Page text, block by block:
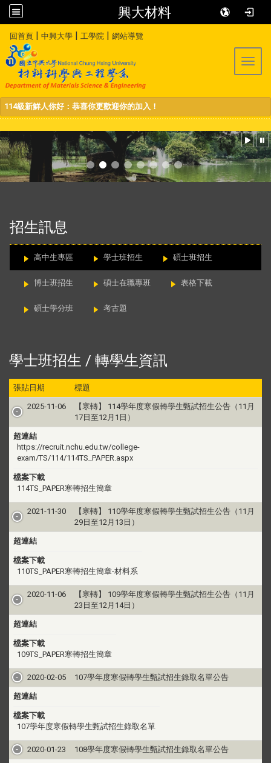
興大材料
回首頁 | 中興大學 | 工學院 | 網站導覽
114級新鮮人你好：恭喜你更歡迎你的加入！
招生訊息
高中生專區 學士班招生 碩士班招生
博士班招生 碩士在職專班 表格下載
碩士學分班 考古題
學士班招生 / 轉學生資訊
張貼日期 標題
2025-11-06
【寒轉】 114學年度寒假轉學生甄試招生公告（11月
17日至12月1日）
超連結
https://recruit.nchu.edu.tw/college-
exam/TS/114/114TS_PAPER.aspx
檔案下載
114TS_PAPER寒轉招生簡章
2021-11-30
【寒轉】 110學年度寒假轉學生甄試招生公告（11月
29日至12月13日）
超連結
檔案下載
110TS_PAPER寒轉招生簡章-材料系
2020-11-06
【寒轉】 109學年度寒假轉學生甄試招生公告（11月
23日至12月14日）
超連結
檔案下載
109TS_PAPER寒轉招生簡章
2020-02-05 107學年度寒假轉學生甄試招生錄取名單公告
超連結
檔案下載
107學年度寒假轉學生甄試招生錄取名單
2020-01-23 108學年度寒假轉學生甄試招生錄取名單公告